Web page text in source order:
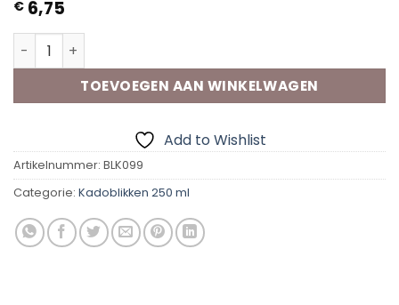
€ 6,75
Kadoblik -Toevallig buurvrouw aantal
TOEVOEGEN AAN WINKELWAGEN
Add to Wishlist
Artikelnummer: BLK099
Categorie: Kadoblikken 250 ml